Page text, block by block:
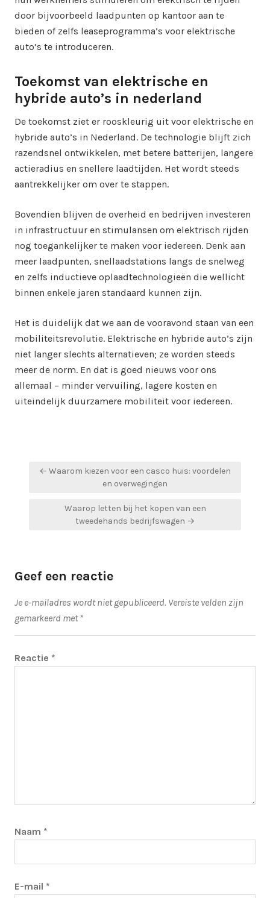
door bijvoorbeeld laadpunten op kantoor aan te
bieden of zelfs leaseprogramma’s voor elektrische
auto’s te introduceren.
Toekomst van elektrische en
hybride auto’s in nederland
De toekomst ziet er rooskleurig uit voor elektrische en
hybride auto’s in Nederland. De technologie blijft zich
razendsnel ontwikkelen, met betere batterijen, langere
actieradius en snellere laadtijden. Het wordt steeds
aantrekkelijker om over te stappen.
Bovendien blijven de overheid en bedrijven investeren
in infrastructuur en stimulansen om elektrisch rijden
nog toegankelijker te maken voor iedereen. Denk aan
meer laadpunten, snellaadstations langs de snelweg
en zelfs inductieve oplaadtechnologieën die wellicht
binnen enkele jaren standaard kunnen zijn.
Het is duidelijk dat we aan de vooravond staan van een
mobiliteitsrevolutie. Elektrische en hybride auto’s zijn
niet langer slechts alternatieven; ze worden steeds
meer de norm. En dat is goed nieuws voor ons
allemaal – minder vervuiling, lagere kosten en
uiteindelijk duurzamere mobiliteit voor iedereen.
Bericht
← Waarom kiezen voor een casco huis: voordelen
en overwegingen
Waarop letten bij het kopen van een
tweedehands bedrijfswagen →
Geef een reactie
Je e-mailadres wordt niet gepubliceerd. Vereiste velden zijn
gemarkeerd met *
Reactie *
Naam *
E-mail *